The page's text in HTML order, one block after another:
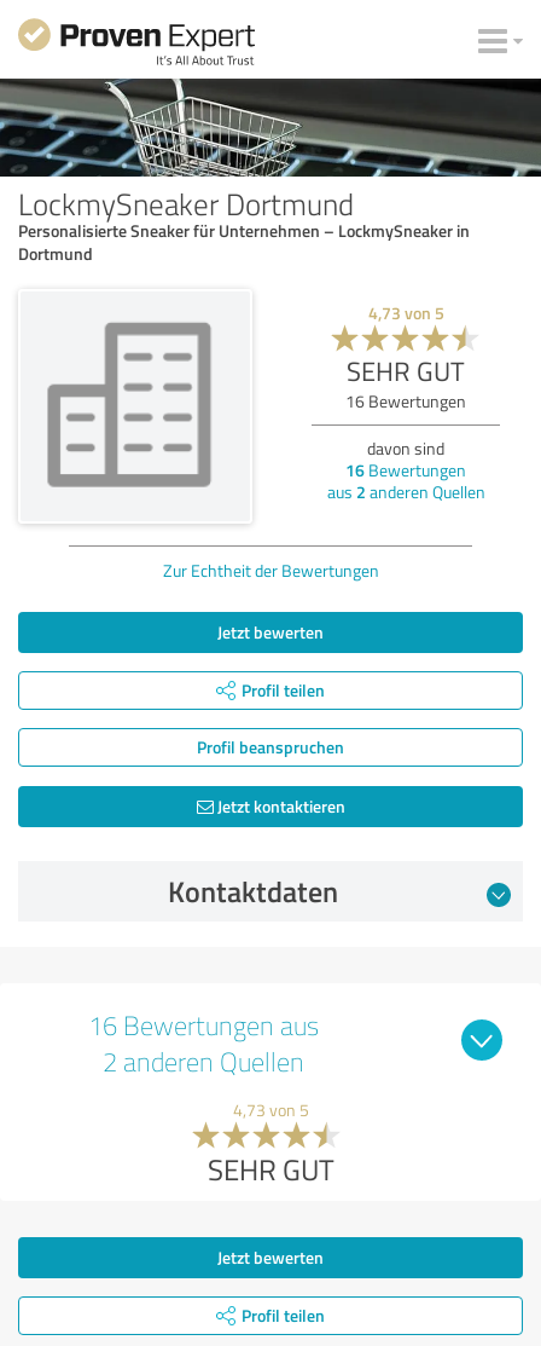
LockmySneaker Dortmund
Personalisierte Sneaker für Unternehmen – LockmySneaker in
Dortmund
4,73 von 5
SEHR GUT
16 Bewertungen
davon sind
16 Bewertungen
aus 2 anderen Quellen
Zur Echtheit der Bewertungen
Jetzt bewerten
Profil teilen
Profil beanspruchen
Jetzt kontaktieren
Kontaktdaten
16 Bewertungen aus
2 anderen Quellen
4,73 von 5
SEHR GUT
Jetzt bewerten
Profil teilen